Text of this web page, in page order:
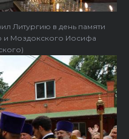
Литургию в день памяти
и Моздокского Иосифа